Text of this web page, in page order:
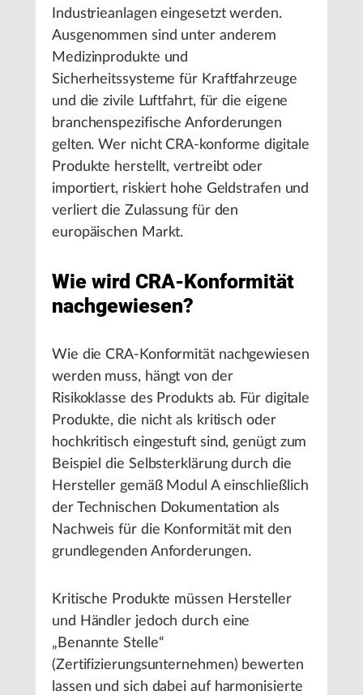
Industrieanlagen eingesetzt werden.
Ausgenommen sind unter anderem
Medizinprodukte und
Sicherheitssysteme für Kraftfahrzeuge
und die zivile Luftfahrt, für die eigene
branchenspezifische Anforderungen
gelten. Wer nicht CRA-konforme digitale
Produkte herstellt, vertreibt oder
importiert, riskiert hohe Geldstrafen und
verliert die Zulassung für den
europäischen Markt.
Wie wird CRA-Konformität
nachgewiesen?
Wie die CRA-Konformität nachgewiesen
werden muss, hängt von der
Risikoklasse des Produkts ab. Für digitale
Produkte, die nicht als kritisch oder
hochkritisch eingestuft sind, genügt zum
Beispiel die Selbsterklärung durch die
Hersteller gemäß Modul A einschließlich
der Technischen Dokumentation als
Nachweis für die Konformität mit den
grundlegenden Anforderungen.
Kritische Produkte müssen Hersteller
und Händler jedoch durch eine
„Benannte Stelle“
(Zertifizierungsunternehmen) bewerten
lassen und sich dabei auf harmonisierte